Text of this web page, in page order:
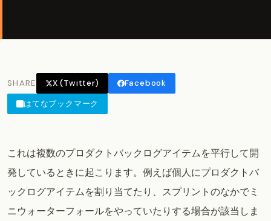
SHARE X (Twitter)
Facebook
はてなブックマーク
これは複数のプロダクトバックログアイテムを平行して開
発しているときに起こります。例えば個人にプロダクトバ
ックログアイテムを割り当てたり、スプリントのなかでミ
ニウォーターフォールをやっていたりする場合が該当しま